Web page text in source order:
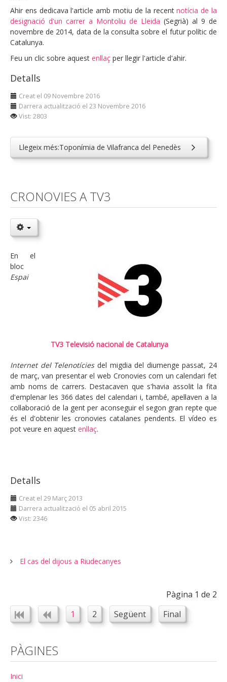
Ahir ens dedicava l'article amb motiu de la recentnotícia de la
designació d'un carrer a Montoliu de Lleida (Segrià) al 9 de
novembre de 2014, data de la consulta sobre el futur polític de
Catalunya.
Feu un clic sobre aquest enllaç per llegir l'article d'ahir.
Detalls
Creat el 09 Novembre 2016
Darrera actualització el 23 Novembre 2016
Vist: 2803
Llegeix més:Toponímia de Vilafranca del Penedès
CRONOVIES A TV3
TV3 Televisió nacional de Catalunya
En el
bloc
Espai
Internet del Telenotíciesdel migdia del diumenge passat, 24
de març, van presentar el web Cronovies com un calendari fet
amb noms de carrers. Destacaven que s'havia assolit la fita
d'emplenar les 366 dates del calendari i, també, apel·laven a la
col·laboració de la gent per aconseguir el segon gran repte que
és el d'obtenir les cronovies catalanes pendents. El vídeo es
pot veure en aquest enllaç.
Detalls
Creat el 29 Març 2013
Darrera actualització el 05 abril 2015
Vist: 2346
El cas del dijous a Riudecanyes
Pàgina 1 de 2
1
2 Següent Final
PÀGINES
Inici